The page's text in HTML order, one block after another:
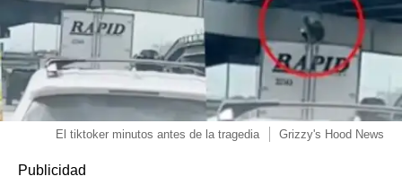
El tiktoker minutos antes de la tragedia Grizzy's Hood News